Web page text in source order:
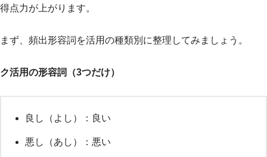
得点力が上がります。
まず、頻出形容詞を活用の種類別に整理してみましょう。
ク活用の形容詞（3つだけ）
良し（よし）：良い
悪し（あし）：悪い